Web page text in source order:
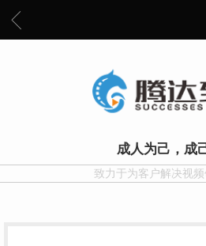
成人为己，成
致力于为客户解决视